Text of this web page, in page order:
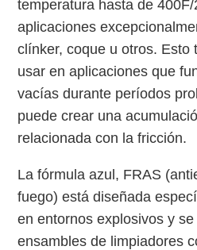
temperatura hasta de
aplicaciones
clínker, coque u otros. Esto
usar en aplicaciones que
vacías durante períodos
puede crear una
relacionada con la fricción.
La fórmula azul, FRAS
fuego) está diseñada
en entornos explosivos y
ensambles de limpiadores